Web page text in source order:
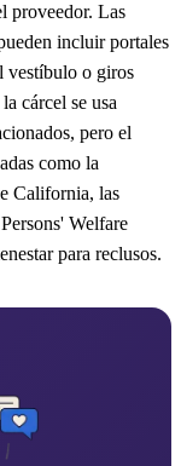
proveedor. Las
incluir portales
vestíbulo o giros
cárcel se usa
pero el
como la
California, las
Welfare
para reclusos.